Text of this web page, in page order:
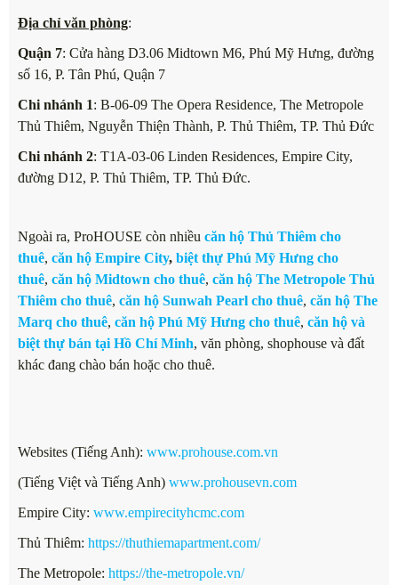
Địa chỉ văn phòng:
Quận 7: Cửa hàng D3.06 Midtown M6, Phú Mỹ Hưng, đường
số 16, P. Tân Phú, Quận 7
Chi nhánh 1: B-06-09 The Opera Residence, The Metropole
Thủ Thiêm, Nguyễn Thiện Thành, P. Thủ Thiêm, TP. Thủ Đức
Chi nhánh 2: T1A-03-06 Linden Residences, Empire City,
đường D12, P. Thủ Thiêm, TP. Thủ Đức.
Ngoài ra, ProHOUSE còn nhiều căn hộ Thủ Thiêm cho
thuê, căn hộ Empire City, biệt thự Phú Mỹ Hưng cho
thuê, căn hộ Midtown cho thuê, căn hộ The Metropole Thủ
Thiêm cho thuê, căn hộ Sunwah Pearl cho thuê, căn hộ The
Marq cho thuê, căn hộ Phú Mỹ Hưng cho thuê, căn hộ và
biệt thự bán tại Hồ Chí Minh, văn phòng, shophouse và đất
khác đang chào bán hoặc cho thuê.
Websites (Tiếng Anh): www.prohouse.com.vn
(Tiếng Việt và Tiếng Anh) www.prohousevn.com
Empire City: www.empirecityhcmc.com
Thủ Thiêm: https://thuthiemapartment.com/
The Metropole: https://the-metropole.vn/